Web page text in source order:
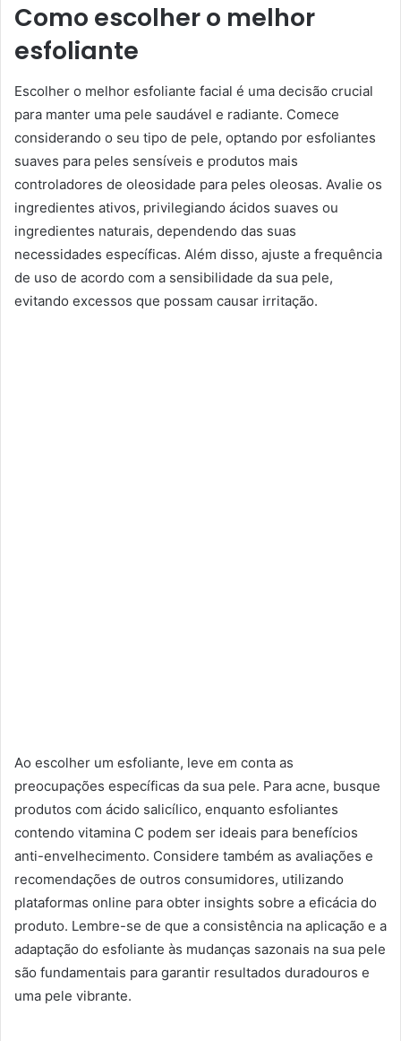
Como escolher o melhor
esfoliante
Escolher o melhor esfoliante facial é uma decisão crucial
para manter uma pele saudável e radiante. Comece
considerando o seu tipo de pele, optando por esfoliantes
suaves para peles sensíveis e produtos mais
controladores de oleosidade para peles oleosas. Avalie os
ingredientes ativos, privilegiando ácidos suaves ou
ingredientes naturais, dependendo das suas
necessidades específicas. Além disso, ajuste a frequência
de uso de acordo com a sensibilidade da sua pele,
evitando excessos que possam causar irritação.
Ao escolher um esfoliante, leve em conta as
preocupações específicas da sua pele. Para acne, busque
produtos com ácido salicílico, enquanto esfoliantes
contendo vitamina C podem ser ideais para benefícios
anti-envelhecimento. Considere também as avaliações e
recomendações de outros consumidores, utilizando
plataformas online para obter insights sobre a eficácia do
produto. Lembre-se de que a consistência na aplicação e a
adaptação do esfoliante às mudanças sazonais na sua pele
são fundamentais para garantir resultados duradouros e
uma pele vibrante.